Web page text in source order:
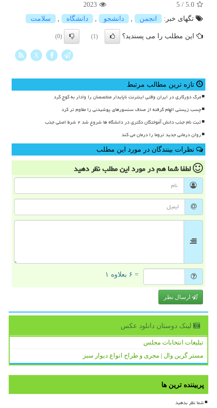
5.0
/
5
2023
تگهای خبر:
انجمن دانشجو دانشگاه سلامت
این مطلب را می پسندید؟ (1)
(0)
X
تازه ترین مطالب مرتبط
مرگ دورکاری در ایران وقتی اینترنت ناپایدار متخصصان را وادار به کوچ کرد
چسب زیستی الهام گرفته از صدف سنسورهای پوشیدنی را مقاوم تر کرد
ثبت نام جذب دانش آموختگان دکتری در دانشگاه ها شروع شد ۲ شرط اصلی جذب
روان درمانی جدید تروما را درمان می کند
نظرات بینندگان در مورد این مطلب
لطفا شما همدر مورد این مطلبنظر دهید
= ۶ بعلاوه ۱
ارسال نظر
لینک دوستان دانلود عكس
تبلیغات انتخابات مجلس
مستر گرین وال | مجری و طراح انواع دیوار سبز
پربیننده ترین ها
شما نظر بدهید